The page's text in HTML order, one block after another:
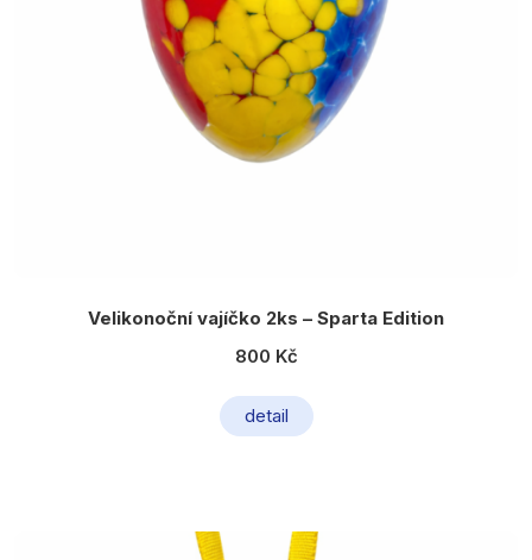
Velikonoční vajíčko 2ks – Sparta Edition
800 Kč
detail